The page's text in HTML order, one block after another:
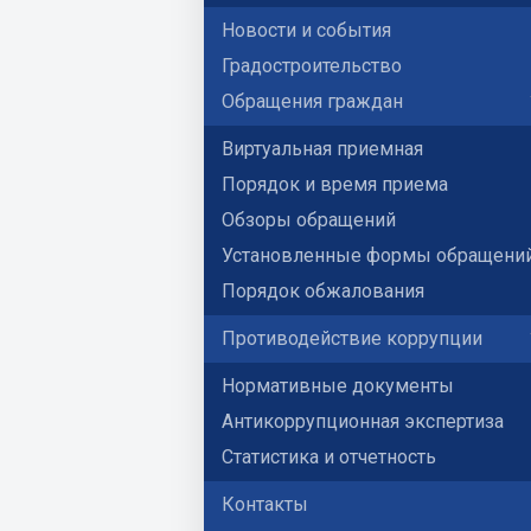
Новости и события
Градостроительство
Обращения граждан
Виртуальная приемная
Порядок и время приема
Обзоры обращений
Установленные формы
Порядок обжалования
Противодействие коррупции
Нормативные документы
Антикоррупционная экспертиза
Статистика и отчетность
Контакты